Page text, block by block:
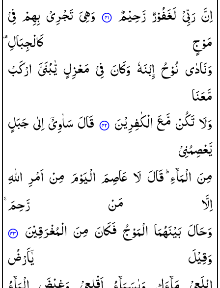
اِنَّرَبِّیْ لَغَفُوْرٌ رَّحِیْمٌ وَهِیَتَجْرِیْ بِهِمْفِیْ
مَوْجٍ
كَالْجِبَالِ ۫
وَنَادٰی نُوْحُ بْنَهٗ وَكَانَ فِیْ مَعْزِلٍ یّٰبُنَیَّ ارْكَبْ
مَّعَنَا
وَلَاتَكُنْمَّعَالْكٰفِرِیْنَ قَالَسَاٰوِیْۤاِلٰیجَبَلٍ
یَّعْصِمُنِیْ
مِنَ الْمَآءِ ؕ قَالَ لَا عَاصِمَ الْیَوْمَ مِنْ اَمْرِ اللّٰهِ
اِلَّا
مَنْ
رَّحِمَ ۚ
وَحَالَ بَیْنَهُمَا الْمَوْجُ فَكَانَ مِنَ الْمُغْرَقِیْنَ
وَقِیْلَ
یٰۤاَرْضُ